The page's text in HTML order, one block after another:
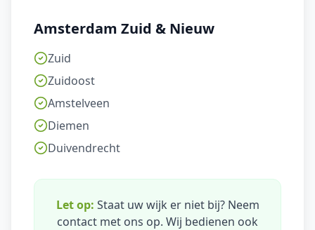
Amsterdam Zuid & Nieuw
Zuid
Zuidoost
Amstelveen
Diemen
Duivendrecht
Let op: Staat uw wijk er niet bij? Neem
contact met ons op. Wij bedienen ook